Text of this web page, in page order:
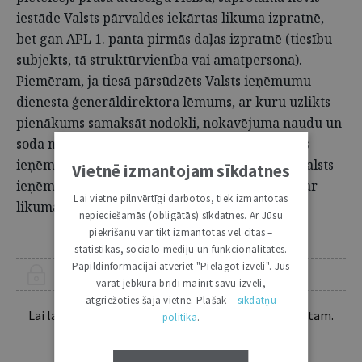
iestāde Valsts pārvaldes iekārtas likuma izpratnē,
bet gan APL 1. panta pirmās daļas izpratnē (tiesību
subjekts, tā struktūrvienība vai amatpersona).
Piemēram, ja tiesā pārsūdzēts Valsts ieņēmumu
dienesta ģenerāldirektora lēmums, ar kuru uzlikts
pienākums samaksāt nodokli, nokavējuma naudu un
soda naudu, atbildētāja pusē pieaicināms Valsts
ieņēmumu dienesta ģenerāldirektors, jo tieši Valsts
ieņēmumu dienesta ģenerāldirektors saskaņā ar
likuma "Par valsts ieņēmumu dienestu" 22.
ŠIS RAKSTS PIEEJAMS “JURISTA VĀRDA” ABONENTIEM
Lai lasītu šo rakstu tālāk, Tev jābūt žurnāla abonentam.
Vietnē izmantojam sīkdatnes
Lai vietne pilnvērtīgi darbotos, tiek izmantotas
nepieciešamās (obligātās) sīkdatnes. Ar Jūsu
piekrišanu var tikt izmantotas vēl citas –
statistikas, sociālo mediju un funkcionalitātes.
Papildinformācijai atveriet "Pielāgot izvēli". Jūs
varat jebkurā brīdī mainīt savu izvēli,
atgriežoties šajā vietnē. Plašāk – sīkdatņu
politikā.